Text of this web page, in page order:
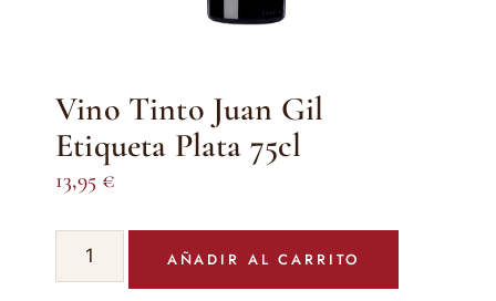
Vino Tinto Juan Gil
Etiqueta Plata 75cl
13,95 €
Vino
Tinto
AÑADIR AL CARRITO